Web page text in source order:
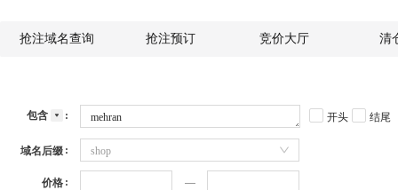
抢注域名查询 抢注预订 竞价大厅 清
包含 开头 结尾
域名后缀 shop
价格